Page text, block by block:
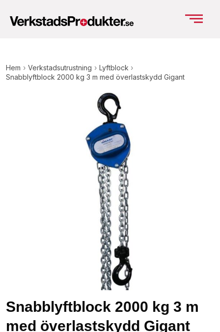
Hem › Verkstadsutrustning › Lyftblock ›
Snabblyftblock 2000 kg 3 m med överlastskydd Gigant
Snabblyftblock 2000 kg 3 m
med överlastskydd Gigant